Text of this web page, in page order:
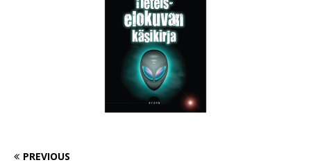
PREVIOUS